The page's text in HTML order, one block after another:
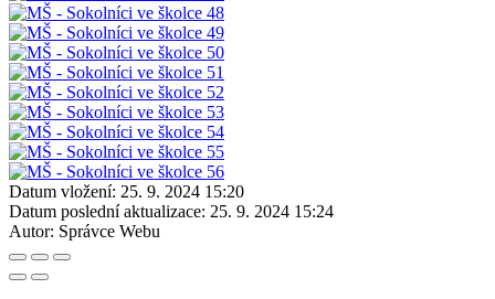
Datum vložení: 25. 9. 2024 15:20
Datum poslední aktualizace: 25. 9. 2024 15:24
Autor: Správce Webu